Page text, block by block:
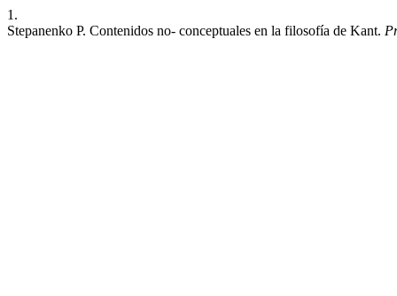
1.
Stepanenko P. Contenidos no- conceptuales en la filosofía de Kant.